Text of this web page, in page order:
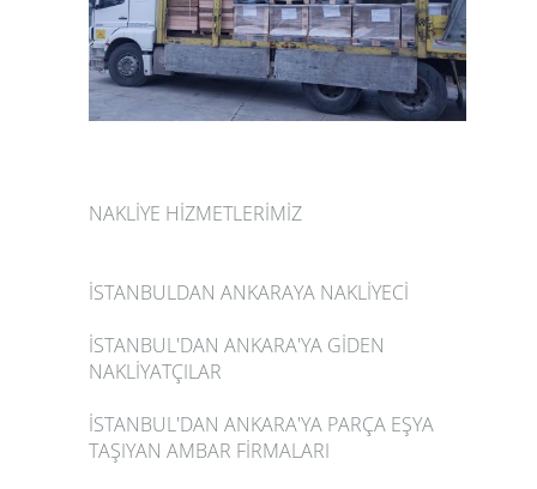
NAKLİYE HİZMETLERİMİZ
İSTANBULDAN ANKARAYA NAKLİYECİ
İSTANBUL'DAN ANKARA'YA GİDEN
NAKLİYATÇILAR
İSTANBUL'DAN ANKARA'YA PARÇA EŞYA
TAŞIYAN AMBAR FİRMALARI